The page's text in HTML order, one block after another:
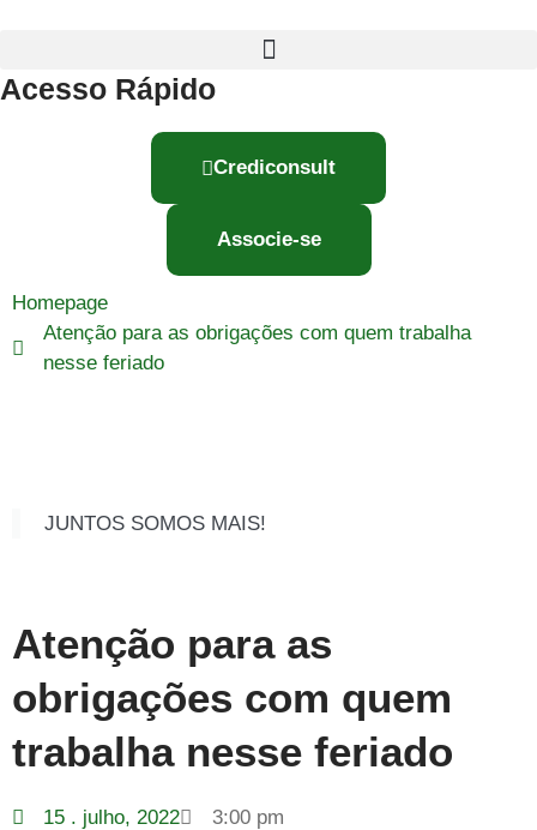
Acesso Rápido
Crediconsult
Associe-se
Homepage
Atenção para as obrigações com quem trabalha
nesse feriado
JUNTOS SOMOS MAIS!
Atenção para as
obrigações com quem
trabalha nesse feriado
15 . julho, 2022 3:00 pm